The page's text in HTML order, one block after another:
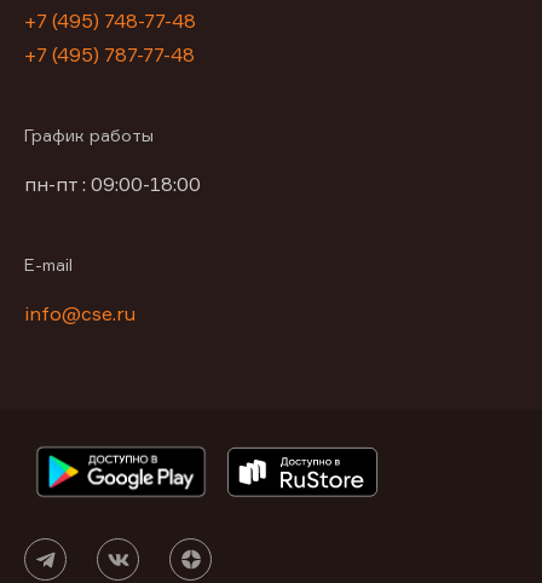
+7 (495) 748-77-48
+7 (495) 787-77-48
График работы
пн-пт : 09:00-18:00
E-mail
info@cse.ru